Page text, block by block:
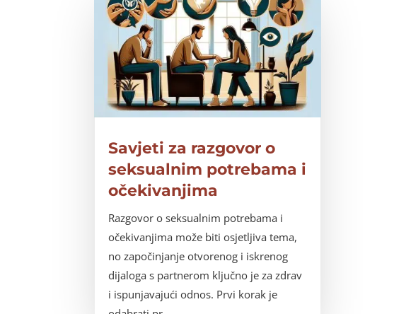
Savjeti za razgovor o
seksualnim potrebama i
očekivanjima
Razgovor o seksualnim potrebama i
očekivanjima može biti osjetljiva tema,
no započinjanje otvorenog i iskrenog
dijaloga s partnerom ključno je za zdrav
i ispunjavajući odnos. Prvi korak je